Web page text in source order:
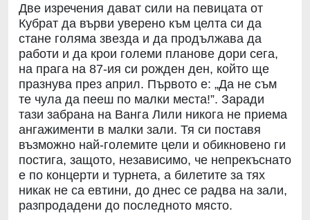
Две изречения дават сили на певицата от
Кубрат да върви уверено към целта си да
стане голяма звезда и да продължава да
работи и да крои големи планове дори сега,
на прага на 87-ия си рожден ден, който ще
празнува през април. Първото е: „Да не съм
те чула да пееш по малки места!”. Заради
тази забрана на Ванга Лили никога не приема
ангажименти в малки зали. Тя си поставя
възможно най-големите цели и обикновено ги
постига, защото, независимо, че непрекъснато
е по концерти и турнета, а билетите за тях
никак не са евтини, до днес се радва на зали,
разпродадени до последното място.